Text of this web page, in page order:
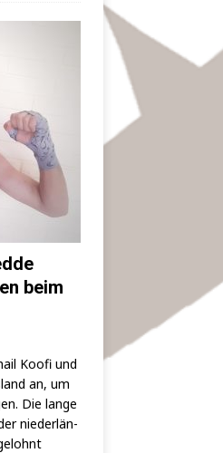
beim
Koo­fi und
an, um
Die lan­ge
nie­der­län­